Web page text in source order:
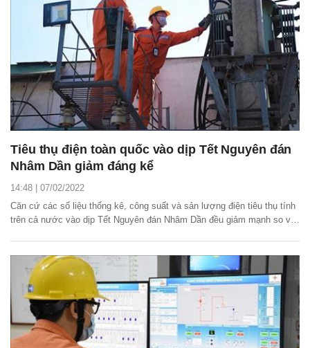
Tiêu thụ điện toàn quốc vào dịp Tết Nguyên đán
Nhâm Dần giảm đáng kể
14:48 | 07/02/2022
Căn cứ các số liệu thống kê, công suất và sản lượng điện tiêu thụ tính
trên cả nước vào dịp Tết Nguyên đán Nhâm Dần đều giảm mạnh so với